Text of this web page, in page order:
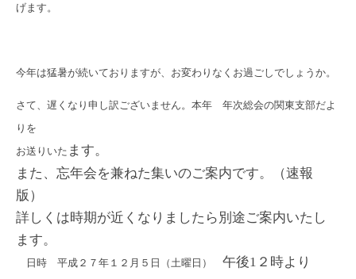
げます。
今年は猛暑が続いておりますが、お変わりなくお過ごしでしょうか。
さて、遅くなり申し訳ございません。本年 年次総会の関東支部だよ
りを
お送りいた ます。
また、忘年会を兼ねた集いのご案内です。（速報
版）
詳しくは時期が近くなりましたら別途ご案内いたし
ます。
日時 平成２７年１２月５日（土曜日）午後1２時より